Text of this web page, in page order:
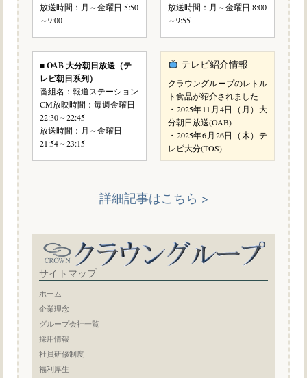
放送時間：月～金曜日 5:50
～9:00
放送時間：月～金曜日 8:00
～9:55
■ OAB 大分朝日放送（テ
レビ朝日系列）
番組名：報道ステーション
CM放映時間：毎週金曜日
22:30～22:45
放送時間：月～金曜日
21:54～23:15
テレビ紹介情報
クラウングループのレトル
ト食品が紹介されました
・2025年11月4日（月）大
分朝日放送(OAB)
・2025年6月26日（木）テ
レビ大分(TOS)
詳細記事はこちら >
サイトマップ
ホーム
企業理念
グループ会社一覧
採用情報
社員研修制度
福利厚生